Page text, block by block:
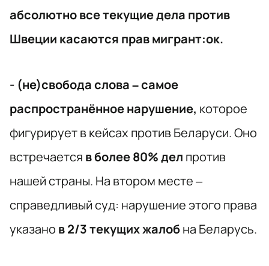
абсолютно все текущие дела против
Швеции касаются прав мигрант:ок.
- (не)свобода слова – самое
распространённое нарушение, которое
фигурирует в кейсах против Беларуси. Оно
встречается в более 80% дел против
нашей страны. На втором месте –
справедливый суд: нарушение этого права
указано в 2/3 текущих жалобна Беларусь.